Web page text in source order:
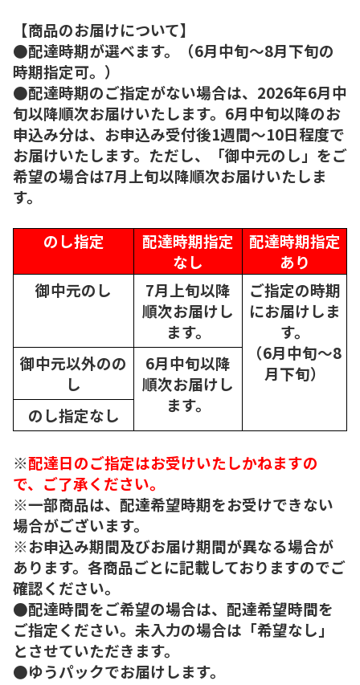
【商品のお届けについて】
●配達時期が選べます。（6月中旬～8月下旬の
時期指定可。）
●配達時期のご指定がない場合は、2026年6月中
旬以降順次お届けいたします。6月中旬以降のお
申込み分は、お申込み受付後1週間～10日程度で
お届けいたします。ただし、「御中元のし」をご
希望の場合は7月上旬以降順次お届けいたしま
す。
のし指定
配達時期指定
なし
配達時期指定
あり
御中元のし
7月上旬以降
順次お届けし
ます。
ご指定の時期
にお届けしま
す。
（6月中旬～8
月下旬）
御中元以外のの
し
6月中旬以降
順次お届けし
ます。
のし指定なし
※配達日のご指定はお受けいたしかねますの
で、ご了承ください。
※一部商品は、配達希望時期をお受けできない
場合がございます。
※お申込み期間及びお届け期間が異なる場合が
あります。各商品ごとに記載しておりますのでご
確認ください。
●配達時間をご希望の場合は、配達希望時間を
ご指定ください。未入力の場合は「希望なし」
とさせていただきます。
●ゆうパックでお届けします。